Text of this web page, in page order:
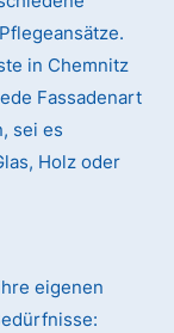
in Chemnitz
Fassadenart
sei es
Holz oder
eigenen